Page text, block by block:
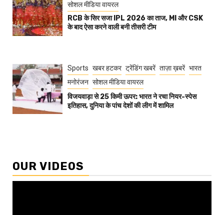
सोशल मीडिया वायरल
RCB के सिर सजा IPL 2026 का ताज, MI और CSK
के बाद ऐसा करने वाली बनी तीसरी टीम
Sports खबर हटकर ट्रेंडिंग खबरें ताज़ा ख़बरें भारत
मनोरंजन सोशल मीडिया वायरल
विजयवाड़ा से 25 किमी ऊपर: भारत ने रचा नियर-स्पेस
इतिहास, दुनिया के पांच देशों की लीग में शामिल
OUR VIDEOS